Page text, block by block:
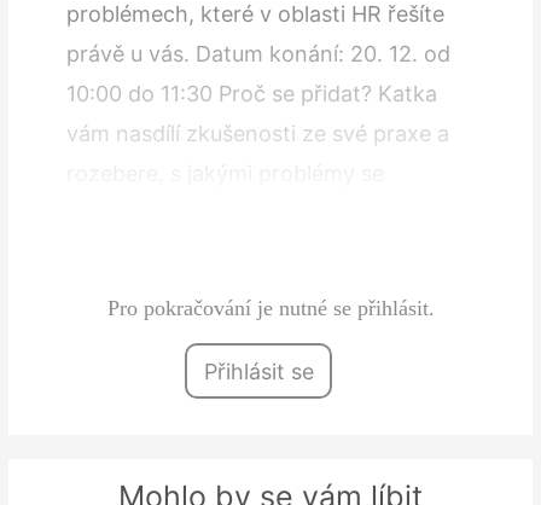
problémech, které v oblasti HR řešíte
právě u vás. Datum konání: 20. 12. od
10:00 do 11:30 Proč se přidat? Katka
vám nasdílí zkušenosti ze své praxe a
Pro pokračování je nutné se přihlásit.
Přihlásit se
Mohlo by se vám líbit